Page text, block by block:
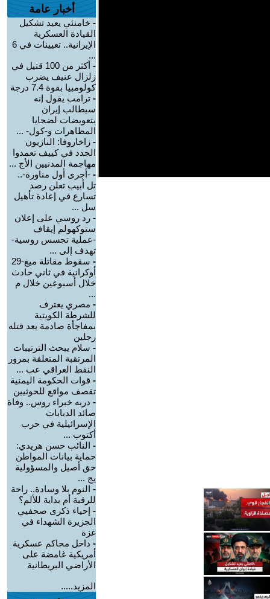
أخبار عامة
- خامنئي يعيد تشكيل
القيادة العسكرية
الإيرانية.. تعيينات في 6
...
-
أكثر من 100 قتيل في
زلزال عنيف يضرب
كولومبيا بقوة 7.4 درجة
- ترامب يقول إنه
سيطالب إيران
بتعويضات لضحايا
المظاهرات و-كول- ...
- زاخاروفا: النازيون
الجدد في كييف تعمدوا
مهاجمة المدنيين الأج ...
- -أجرى أول مناورة-..
تل أبيب تعلن رصد
تسارع في إعادة تأهيل
سل ...
- رد روسي على إعلان
ستوكهولم إيقاف
-عملية تجسس روسية-
تهدف إلى ...
-
سقوط مقاتلة ميغ-29
أوكرانية في ثاني حادث
خلال أسبوعين خلال م
...
- مصري يعترف
للشرطة الكويتية
بمفاجأة صادمة بعد قتله
رجلين
- سلام يبحث الترتيبات
المرتقبة المتعلقة بمرور
النفط العراقي عب ...
- قوات الحكومة اليمنية
تقصف مواقع للحوثيين
- دربه خبراء روس.. وفاة
صائد الدبابات
الإسرائيلية في حرب
أكتوب ...
- النائب حسن هريدي:
حماية بيانات المواطن
حق أصيل والمسؤولية
يج ...
- النوم بلا وسادة.. راحة
للرقبة أم بداية للألم؟
- إحياء ذكرى صحفيي
الجزيرة الشهداء في
غزة
- داخل محاكم عسكرية
أمريكية غامضة على
الأراضي البريطانية
المزيد.....